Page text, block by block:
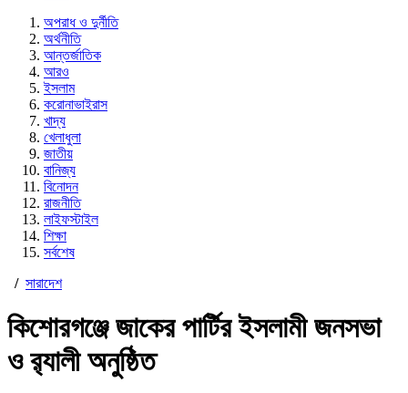
অপরাধ ও দুর্নীতি
অর্থনীতি
আন্তর্জাতিক
আরও
ইসলাম
করোনাভাইরাস
খাদ্য
খেলাধুলা
জাতীয়
বানিজ্য
বিনোদন
রাজনীতি
লাইফস্টাইল
শিক্ষা
সর্বশেষ
/ সারাদেশ
কিশোরগঞ্জে জাকের পার্টির ইসলামী জনসভা
ও র‌্যালী অনুষ্ঠিত